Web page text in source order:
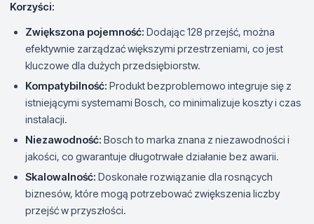
Korzyści:
Zwiększona pojemność: Dodając 128 przejść, można
efektywnie zarządzać większymi przestrzeniami, co jest
kluczowe dla dużych przedsiębiorstw.
Kompatybilność: Produkt bezproblemowo integruje się z
istniejącymi systemami Bosch, co minimalizuje koszty i czas
instalacji.
Niezawodność: Bosch to marka znana z niezawodności i
jakości, co gwarantuje długotrwałe działanie bez awarii.
Skalowalność: Doskonałe rozwiązanie dla rosnących
biznesów, które mogą potrzebować zwiększenia liczby
przejść w przyszłości.